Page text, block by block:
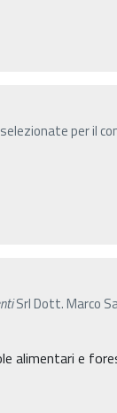
per il
Srl Dott. Marco
alimentari e